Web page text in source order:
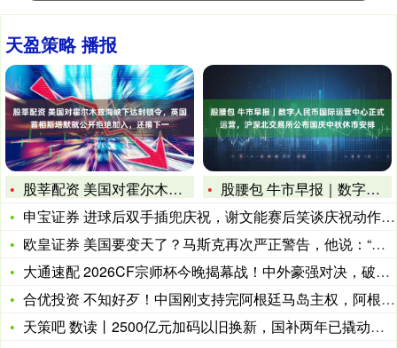
天盈策略 播报
股莘配资 美国对霍尔木兹海峡下达封锁令，英国首相斯塔默就公开
股腰包 牛市早报｜数字人民币国际运营中心正式运营，沪深北交易
申宝证券 进球后双手插兜庆祝，谢文能赛后笑谈庆祝动作：好玩
欧皇证券 美国要变天了？马斯克再次严正警告，他说：“如果未来
大通速配 2026CF宗师杯今晚揭幕战！中外豪强对决，破局立
合优投资 不知好歹！中国刚支持完阿根廷马岛主权，阿根廷就出现
天策吧 数读丨2500亿元加码以旧换新，国补两年已撬动近4万